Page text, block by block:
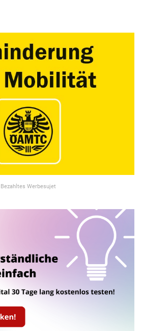
Bezahltes Werbesujet